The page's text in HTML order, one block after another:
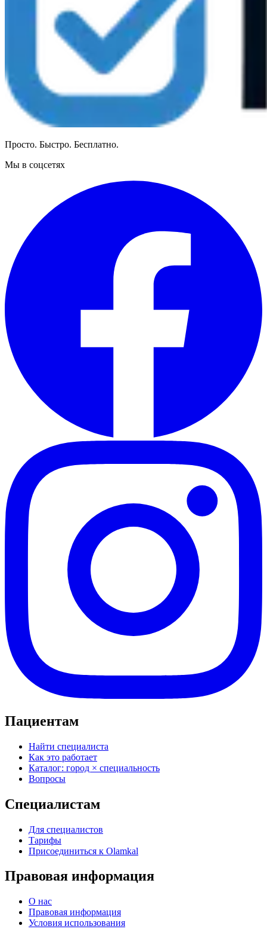
Просто. Быстро. Бесплатно.
Мы в соцсетях
Пациентам
Найти специалиста
Как это работает
Каталог: город × специальность
Вопросы
Специалистам
Для специалистов
Тарифы
Присоединиться к Olamkal
Правовая информация
О нас
Правовая информация
Условия использования